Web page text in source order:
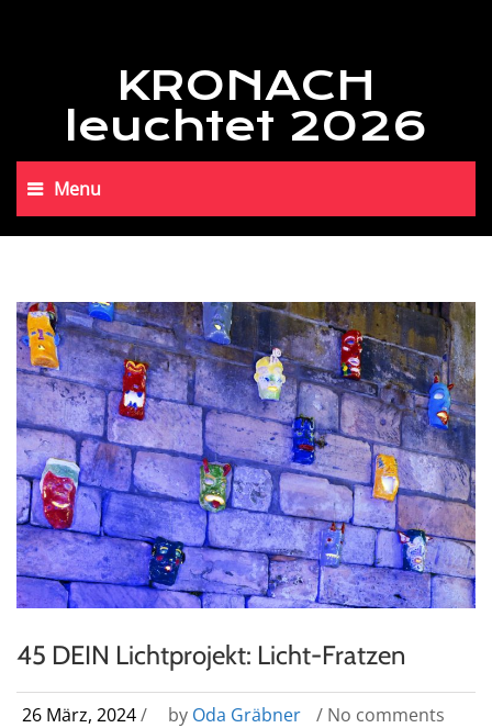
KRONACH
leuchtet 2026
Menu
45 DEIN Lichtprojekt: Licht-Fratzen
26 März, 2024/ by Oda Gräbner / No comments